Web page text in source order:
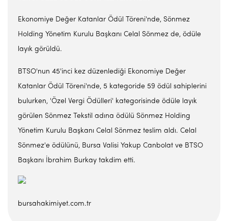
Ekonomiye Değer Katanlar Ödül Töreni'nde, Sönmez
Holding Yönetim Kurulu Başkanı Celal Sönmez de, ödüle
layık görüldü.
BTSO'nun 45'inci kez düzenlediği Ekonomiye Değer
Katanlar Ödül Töreni'nde, 5 kategoride 59 ödül sahiplerini
bulurken, 'Özel Vergi Ödülleri' kategorisinde ödüle layık
görülen Sönmez Tekstil adına ödülü Sönmez Holding
Yönetim Kurulu Başkanı Celal Sönmez teslim aldı. Celal
Sönmez'e ödülünü, Bursa Valisi Yakup Canbolat ve BTSO
Başkanı İbrahim Burkay takdim etti.
bursahakimiyet.com.tr